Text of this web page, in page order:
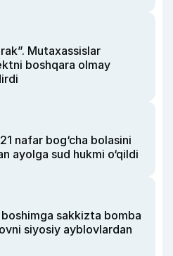
Mutaxassislar
boshqara olmay
nafar bog‘cha bolasini
ayolga sud hukmi o‘qildi
sakkizta bomba
siyosiy ayblovlardan